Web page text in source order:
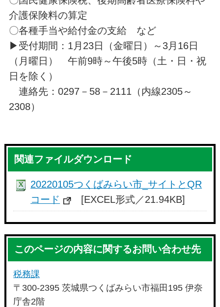
介護保険料の算定
〇各種手当や給付金の支給 など
▶受付期間：1月23日（金曜日）～3月16日
（月曜日） 午前9時～午後5時（土・日・祝
日を除く）
連絡先：0297－58－2111（内線2305～
2308）
関連ファイルダウンロード
20220105つくばみらい市_サイトとQR
コード
[EXCEL形式／21.94KB]
このページの内容に関するお問い合わせ先
税務課
〒300-2395 茨城県つくばみらい市福田195 伊奈
庁舎2階